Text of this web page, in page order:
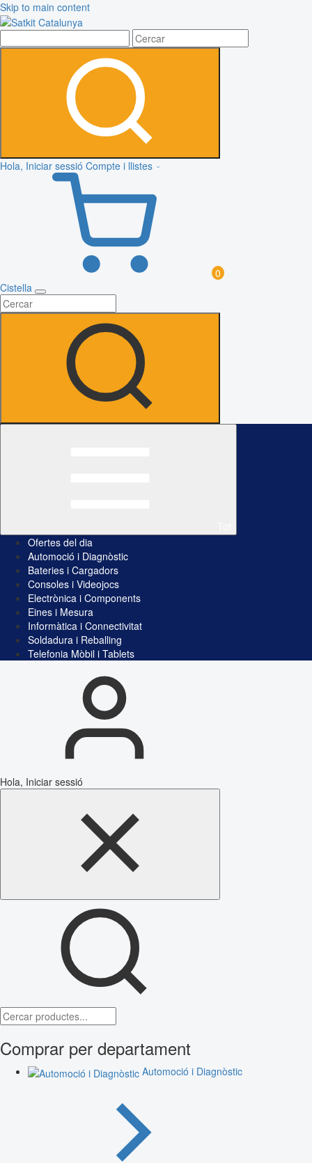
Skip to main content
Hola, Iniciar sessió Compte i llistes
0
Cistella
Ofertes del dia
Automoció i Diagnòstic
Bateries i Cargadors
Consoles i Videojocs
Electrònica i Components
Eines i Mesura
Informàtica i Connectivitat
Soldadura i Reballing
Telefonia Mòbil i Tablets
Hola, Iniciar sessió
Comprar per departament
Automoció i Diagnòstic